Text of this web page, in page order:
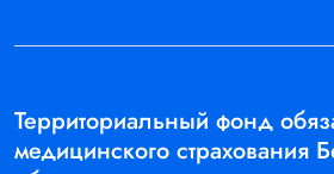
Территориальный фонд
медицинского страхования